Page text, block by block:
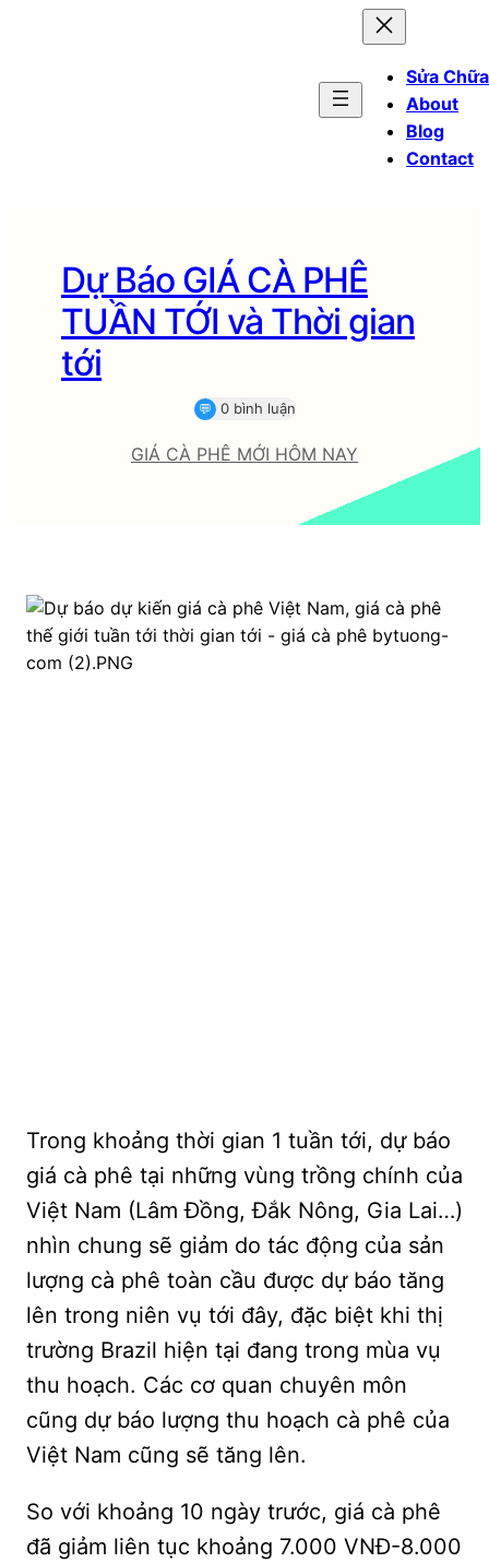
Sửa Chữa
About
Blog
Contact
Dự Báo GIÁ CÀ PHÊ
TUẦN TỚI và Thời gian
tới
💬 0 bình luận
GIÁ CÀ PHÊ MỚI HÔM NAY
Trong khoảng thời gian 1 tuần tới, dự báo
giá cà phê tại những vùng trồng chính của
Việt Nam (Lâm Đồng, Đắk Nông, Gia Lai…)
nhìn chung sẽ giảm do tác động của sản
lượng cà phê toàn cầu được dự báo tăng
lên trong niên vụ tới đây, đặc biệt khi thị
trường Brazil hiện tại đang trong mùa vụ
thu hoạch. Các cơ quan chuyên môn
cũng dự báo lượng thu hoạch cà phê của
Việt Nam cũng sẽ tăng lên.
So với khoảng 10 ngày trước, giá cà phê
đã giảm liên tục khoảng 7.000 VNĐ-8.000